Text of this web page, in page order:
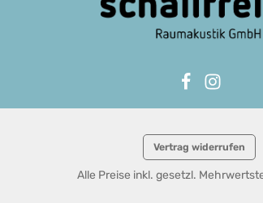
Vertrag widerrufen
Alle Preise inkl. gesetzl.